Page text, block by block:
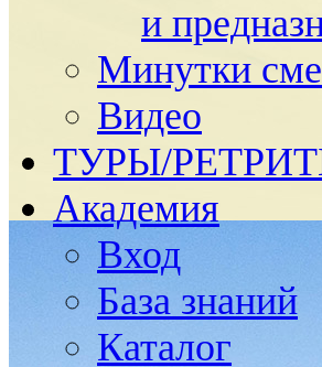
и
Минутки
Видео
ТУРЫ/
Академия
Вход
База знаний
Каталог